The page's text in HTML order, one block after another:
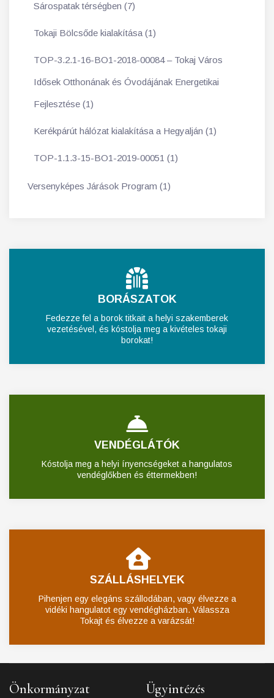
Sárospatak térségben (7)
Tokaji Bölcsőde kialakítása (1)
TOP-3.2.1-16-BO1-2018-00084 – Tokaj Város
Idősek Otthonának és Óvodájának Energetikai
Fejlesztése (1)
Kerékpárút hálózat kialakítása a Hegyalján (1)
TOP-1.1.3-15-BO1-2019-00051 (1)
Versenyképes Járások Program (1)
BORÁSZATOK
Fedezze fel a borok titkait a helyi szakemberek
vezetésével, és kóstolja meg a kivételes tokaji
borokat!
VENDÉGLÁTÓK
Kóstolja meg a helyi ínyencségeket a hangulatos
vendéglőkben és éttermekben!
SZÁLLÁSHELYEK
Pihenjen egy elegáns szállodában, vagy élvezze a
vidéki hangulatot egy vendégházban. Válassza
Tokajt és élvezze a varázsát!
Önkormányzat Ügyintézés